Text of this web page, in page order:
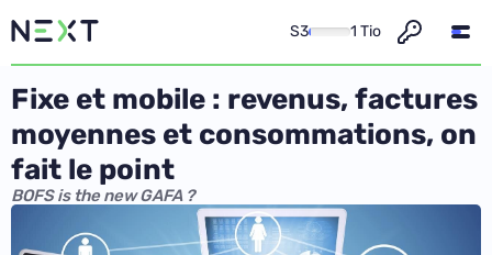
S3 1 Tio
Fixe et mobile : revenus, factures
moyennes et consommations, on
fait le point
BOFS is the new GAFA ?